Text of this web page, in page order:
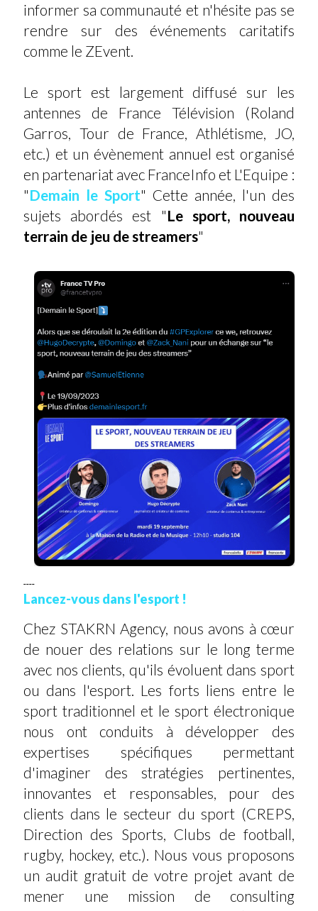
informer sa communauté et n'hésite pas se
rendre sur des événements caritatifs
comme le ZEvent.
Le sport est largement diffusé sur les
antennes de France Télévision (Roland
Garros, Tour de France, Athlétisme, JO,
etc.) et un évènement annuel est organisé
en partenariat avec FranceInfo et L'Equipe :
"Demain le Sport" Cette année, l'un des
sujets abordés est "Le sport, nouveau
terrain de jeu de streamers"
----
Lancez-vous dans l'esport !
Chez STAKRN Agency, nous avons à cœur
de nouer des relations sur le long terme
avec nos clients, qu'ils évoluent dans sport
ou dans l'esport. Les forts liens entre le
sport traditionnel et le sport électronique
nous ont conduits à développer des
expertises spécifiques permettant
d'imaginer des stratégies pertinentes,
innovantes et responsables, pour des
clients dans le secteur du sport (CREPS,
Direction des Sports, Clubs de football,
rugby, hockey, etc.). Nous vous proposons
un audit gratuit de votre projet avant de
mener une mission de consulting